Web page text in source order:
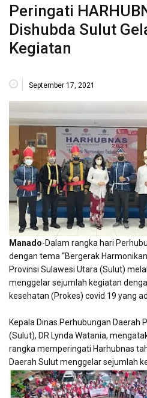
Peringati
Dishubda Sulut
Kegiatan
September 17, 2021
Manado-Dalam rangka hari
dengan tema “Bergerak
Provinsi Sulawesi Utara (Sulut)
menggelar sejumlah kegiatan
kesehatan (Prokes) covid 19 yang
Kepala Dinas Perhubungan Daerah
(Sulut), DR Lynda Watania,
rangka memperingati Harhubnas
Daerah Sulut menggelar sejumlah